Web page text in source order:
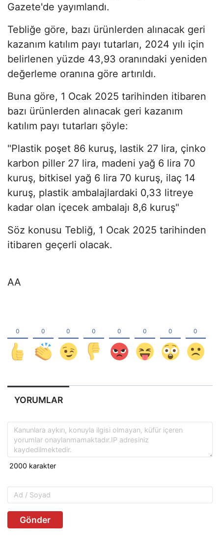
Gazete'de yayımlandı.
Tebliğe göre, bazı ürünlerden alınacak geri
kazanım katılım payı tutarları, 2024 yılı için
belirlenen yüzde 43,93 oranındaki yeniden
değerleme oranına göre artırıldı.
Buna göre, 1 Ocak 2025 tarihinden itibaren
bazı ürünlerden alınacak geri kazanım
katılım payı tutarları şöyle:
"Plastik poşet 86 kuruş, lastik 27 lira, çinko
karbon piller 27 lira, madeni yağ 6 lira 70
kuruş, bitkisel yağ 6 lira 70 kuruş, ilaç 14
kuruş, plastik ambalajlardaki 0,33 litreye
kadar olan içecek ambalajı 8,6 kuruş"
Söz konusu Tebliğ, 1 Ocak 2025 tarihinden
itibaren geçerli olacak.
AA
YORUMLAR
Gönder